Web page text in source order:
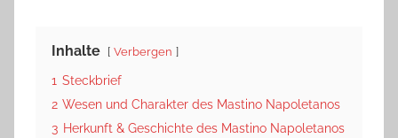
Inhalte Verbergen
1 Steckbrief
2 Wesen und Charakter des Mastino Napoletanos
3 Herkunft & Geschichte des Mastino Napoletanos